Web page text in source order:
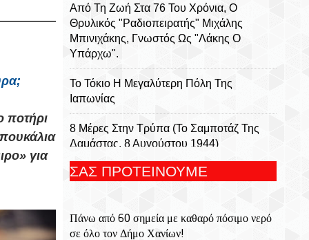
ποτήρι
για
Από Τη Ζωή Στα 76 Του Χρόνια, Ο
Θρυλικός "ραδιοπειρατής" Μιχάλης
Μπινιχάκης, Γνωστός Ως "Λάκης Ο
Υπάρχω".
Το Τόκιο Η Μεγαλύτερη Πόλη Της
Ιαπωνίας
8 Μέρες Στην Τρύπα (Το Σαμποτάζ Της
Δαμάστας, 8 Αυγούστου 1944)
Ο Συγγραφέας Μάκης Τσίτας Στο
ΕΟΔΥ: Τι Πρέπει Να Γνωρίζουμε Για Τον
Λαγοκέφαλο- Οι Κίνδυνοι Από
ΣΑΣ ΠΡΟΤΕΙΝΟΥΜΕ
Πάνω από 60 σημεία με καθαρό πόσιμο νερό
σε όλο τον Δήμο Χανίων!